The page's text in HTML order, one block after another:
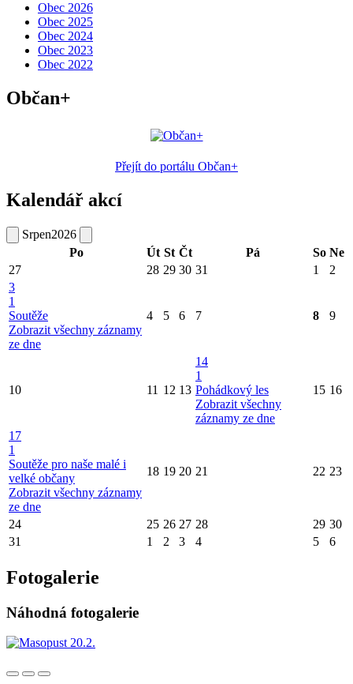
Obec 2026
Obec 2025
Obec 2024
Obec 2023
Obec 2022
Občan+
Přejít do portálu Občan+
Kalendář akcí
Srpen2026
Po
Út St Čt Pá So Ne
27
28 29 30 31 1
2
3
1
Soutěže
Zobrazit všechny záznamy
ze dne
4 5 6 7 8 9
10 11 12 13
14
1
Pohádkový les
Zobrazit všechny
záznamy ze dne
15 16
17
1
Soutěže pro naše malé i
velké občany
Zobrazit všechny záznamy
ze dne
18 19 20 21 22 23
24 25 26 27 28 29 30
31
1 2 3 4 5 6
Fotogalerie
Náhodná fotogalerie